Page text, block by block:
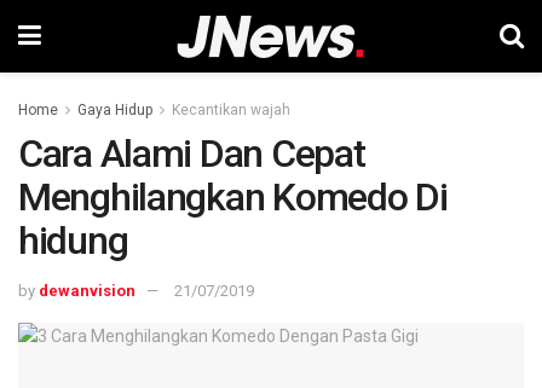
Home Gaya Hidup Kecantikan wajah
Cara Alami Dan Cepat
Menghilangkan Komedo Di
hidung
by dewanvision 21/07/2019